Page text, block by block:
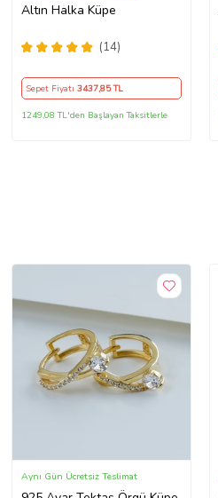
Altın Halka Küpe
(14)
Sepet Fiyatı 3437,85 TL
1249,08 TL'den Başlayan Taksitlerle
Aynı Gün Ücretsiz Teslimat